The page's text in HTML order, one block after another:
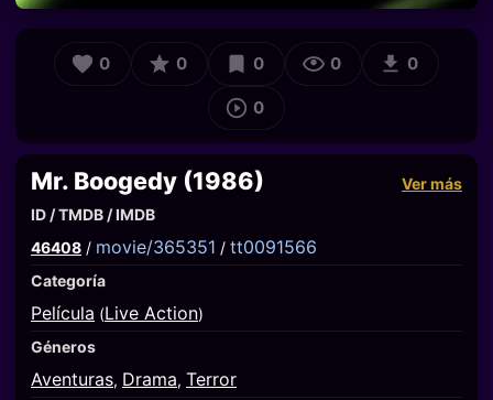
0 0 0 0 0
0
Mr. Boogedy (1986)
Ver más
ID / TMDB / IMDB
46408 / movie/365351 / tt0091566
Categoría
Película (Live Action)
Géneros
Aventuras, Drama, Terror